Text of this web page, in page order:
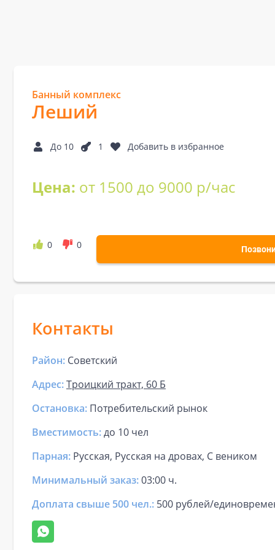
Банный комплекс
Леший
До 10 1 Добавить в избранное
Цена: от 1500 до 9000 р/час
0 0
Контакты
Район: Советский
Адрес:Троицкий тракт, 60 Б
Остановка: Потребительский рынок
Вместимость:до 10 чел
Парная: Русская, Русская на дровах, С веником
Минимальный заказ:03:00 ч.
Доплата свыше 500 чел.: 500 рублей/